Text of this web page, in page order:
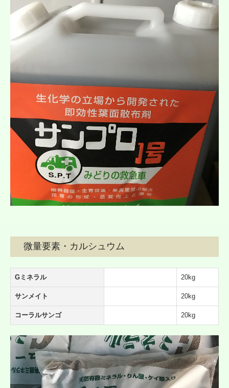
微量要素・カルシュウム
Gミネラル 20kg
サンメイト 20kg
コーラルサンゴ 20kg